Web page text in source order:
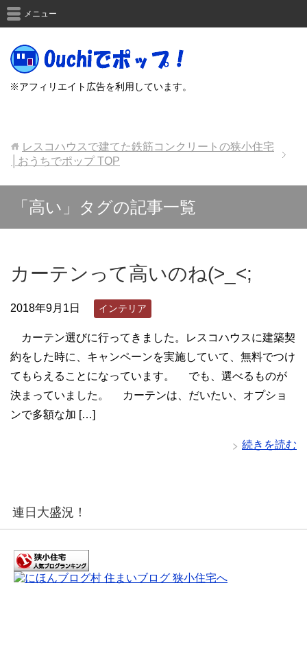
※アフィリエイト広告を利用しています。
メニュー
レスコハウスで建てた鉄筋コンクリートの狭小住宅
│おうちでポップTOP
「高い」タグの記事一覧
カーテンって高いのね(>_<;
2018年9月1日 インテリア
カーテン選びに行ってきました。レスコハウスに建築契
約をした時に、キャンペーンを実施していて、無料でつけ
てもらえることになっています。 でも、選べるものが
決まっていました。 カーテンは、だいたい、オプショ
ンで多額な加 […]
続きを読む
連日大盛況！